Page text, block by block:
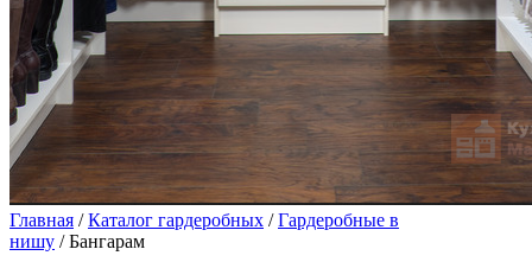
Главная /Каталог гардеробных /Гардеробные в
нишу / Бангарам